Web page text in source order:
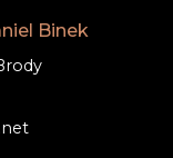
Binek